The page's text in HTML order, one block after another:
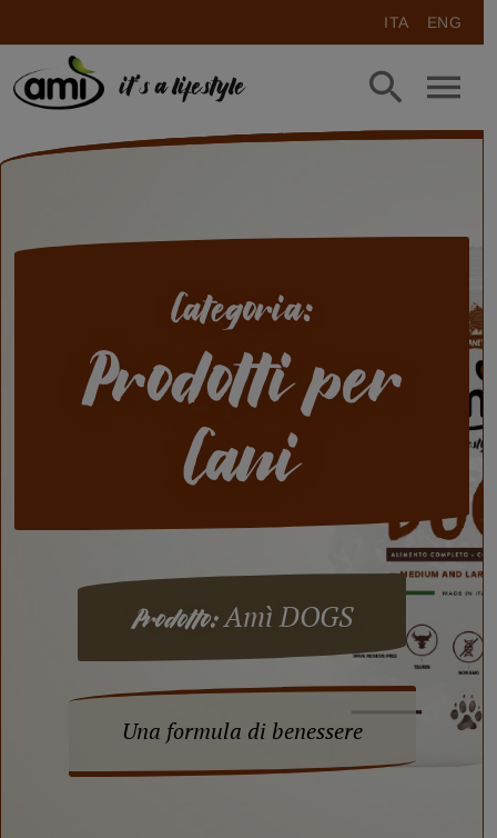
ITA ENG
it's a lifestyle
Categoria:
Prodotti per
Cani
Prodotto: Amì DOGS
Una formula di benessere